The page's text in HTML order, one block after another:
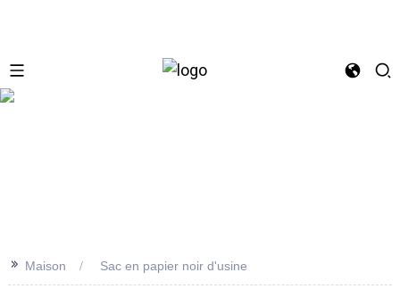
>> Maison Sac en papier noir d'usine